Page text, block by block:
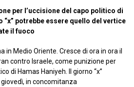
per l’uccisione del capo politico di
“x” potrebbe essere quello del vertice
il fuoco
in Medio Oriente. Cresce di ora in ora il
contro Israele, come punizione per
di Hamas Haniyeh. Il giorno “x”
in concomitanza